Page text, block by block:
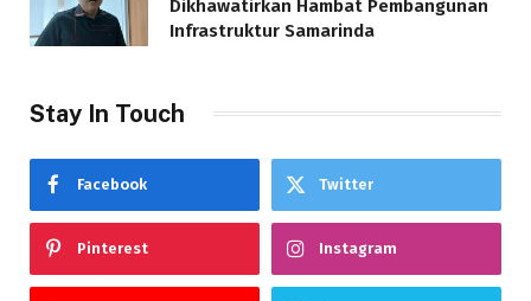
Dikhawatirkan Hambat Pembangunan
Infrastruktur Samarinda
Stay In Touch
Facebook Twitter
Pinterest Instagram